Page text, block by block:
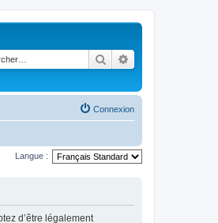
Rechercher
Connexion
Langue :
d’être légalement